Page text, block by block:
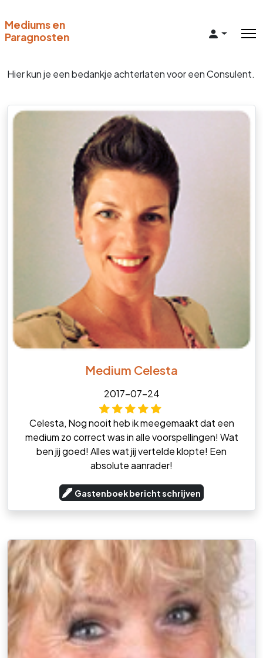
Mediums en
Paragnosten
Hier kun je een bedankje achterlaten voor een Consulent.
Medium Celesta
2017-07-24
Celesta, Nog nooit heb ik meegemaakt dat een
medium zo correct was in alle voorspellingen! Wat
ben jij goed! Alles wat jij vertelde klopte! Een
absolute aanrader!
Gastenboek bericht schrijven